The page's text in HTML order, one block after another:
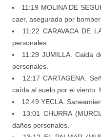
11:19 MOLINA DE
caer, asegurada por
11:22 CARAVACA DE
personales.
11:29 JUMILLA. Caida
personales.
12:17 CARTAGENA.
caída al suelo por el viento.
12:49 YECLA.
13:01 CHURRA
daños personales.